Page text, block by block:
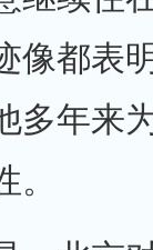
像都表
多年来